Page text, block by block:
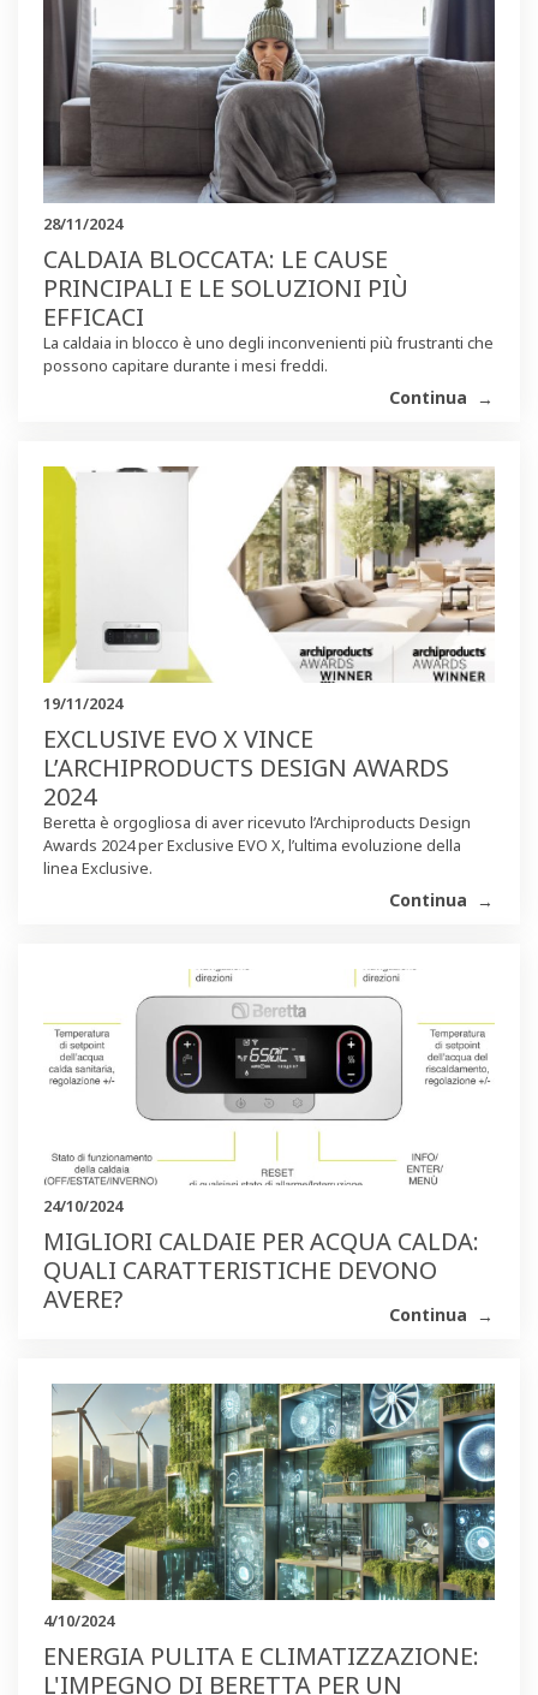
28/11/2024
CALDAIA BLOCCATA: LE CAUSE
PRINCIPALI E LE SOLUZIONI PIÙ
EFFICACI
La caldaia in blocco è uno degli inconvenienti più frustranti che
possono capitare durante i mesi freddi.
Continua
19/11/2024
EXCLUSIVE EVO X VINCE
L’ARCHIPRODUCTS DESIGN AWARDS
2024
Beretta è orgogliosa di aver ricevuto l’Archiproducts Design
Awards 2024 per Exclusive EVO X, l’ultima evoluzione della
linea Exclusive.
Continua
24/10/2024
MIGLIORI CALDAIE PER ACQUA CALDA:
QUALI CARATTERISTICHE DEVONO
AVERE?
Continua
4/10/2024
ENERGIA PULITA E CLIMATIZZAZIONE:
L'IMPEGNO DI BERETTA PER UN